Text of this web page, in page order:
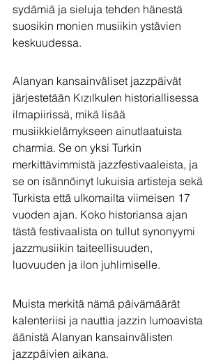
sydämiä ja sieluja tehden hänestä
suosikin monien musiikin ystävien
keskuudessa.
Alanyan kansainväliset jazzpäivät
järjestetään Kızılkulen historiallisessa
ilmapiirissä, mikä lisää
musiikkielämykseen ainutlaatuista
charmia. Se on yksi Turkin
merkittävimmistä jazzfestivaaleista, ja
se on isännöinyt lukuisia artisteja sekä
Turkista että ulkomailta viimeisen 17
vuoden ajan. Koko historiansa ajan
tästä festivaalista on tullut synonyymi
jazzmusiikin taiteellisuuden,
luovuuden ja ilon juhlimiselle.
Muista merkitä nämä päivämäärät
kalenteriisi ja nauttia jazzin lumoavista
äänistä Alanyan kansainvälisten
jazzpäivien aikana.